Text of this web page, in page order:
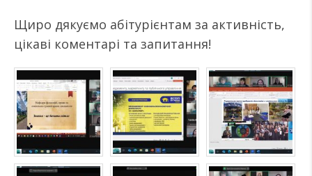
Щиро дякуємо абітурієнтам за активність,
цікаві коментарі та запитання!